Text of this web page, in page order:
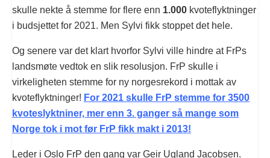
skulle nekte å stemme for flere enn 1.000 kvoteflyktninger
i budsjettet for 2021. Men Sylvi fikk stoppet det hele.
Og senere var det klart hvorfor Sylvi ville hindre at FrPs
landsmøte vedtok en slik resolusjon. FrP skulle i
virkeligheten stemme for ny norgesrekord i mottak av
kvoteflyktninger! For 2021 skulle FrP stemme for 3500
kvoteslyktniner, mer enn 3. ganger så mange som
Norge tok i mot før FrP fikk makt i 2013!
Leder i Oslo FrP den gang var Geir Ugland Jacobsen.